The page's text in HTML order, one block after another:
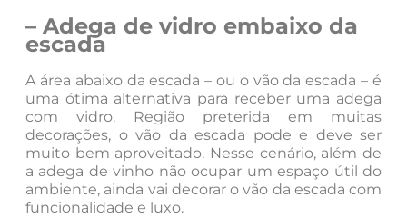
– Adega de vidro embaixo da
escada
A área abaixo da escada – ou o vão da escada – é
uma ótima alternativa para receber uma adega
com vidro. Região preterida em muitas
decorações, o vão da escada pode e deve ser
muito bem aproveitado. Nesse cenário, além de
a adega de vinho não ocupar um espaço útil do
ambiente, ainda vai decorar o vão da escada com
funcionalidade e luxo.